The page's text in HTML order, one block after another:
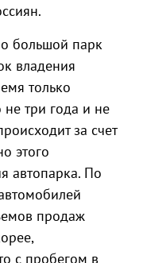
большой парк
владения
только
не три года и не
за счет
этого
автопарка. По
продаж
с пробегом в